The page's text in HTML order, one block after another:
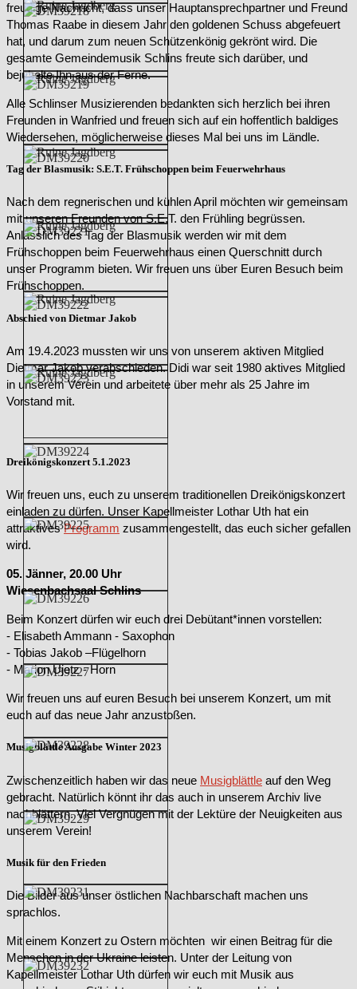
freudige Nachricht, dass unser Hauptansprechpartner und Freund
Thomas Raabe in diesem Jahr den goldenen Schuss abgefeuert
hat, und darum zum neuen Schützenkönig gekrönt wird. Die
gesamte Gemeindemusik Schlins freute sich darüber, und
bejubelte Ihn aus der Ferne.
Alle Schlinser Musizierenden bedankten sich herzlich bei ihren
Freunden in Wanfried und freuen sich auf ein hoffentlich baldiges
Wiedersehen, möglicherweise dieses Mal bei uns im Ländle.
Tag der Blasmusik: S.E.T. Frühschoppen beim Feuerwehrhaus
Nach dem regnerischen und kühlen April möchten wir gemeinsam
mit unseren Freunden von S.E.T. den Frühling begrüssen.
Anlässlich des Tag der Blasmusik werden wir mit dem
Frühschoppen beim Feuerwehrhaus einen Querschnitt durch
unser Programm bieten. Wir freuen uns über Euren Besuch beim
Frühschoppen.
Abschied von Dietmar Jakob
Am 19.4.2023 mussten wir uns von unserem aktiven Mitglied
Dietmar Jakob verabschieden. Didi war seit 1980 aktives Mitglied
in unserem Verein und arbeitete über mehr als 25 Jahre im
Vorstand mit.
Dreikönigskonzert 5.1.2023
Wir freuen uns, euch zu unserem traditionellen Dreikönigskonzert
einladen zu dürfen. Unser Kapellmeister Lothar Uth hat ein
attraktivesProgramm zusammengestellt, das euch sicher gefallen
wird.
05. Jänner, 20.00 Uhr
Wiesenbachsaal Schlins
Beim Konzert dürfen wir euch drei Debütant*innen vorstellen:
- Elisabeth Ammann - Saxophon
- Tobias Jakob –Flügelhorn
- Marion Ujetz - Horn
Wir freuen uns auf euren Besuch bei unserem Konzert, um mit
euch auf das neue Jahr anzustoßen.
Musigblättle Ausgabe Winter 2023
Zwischenzeitlich haben wir das neue Musigblättle auf den Weg
gebracht. Natürlich könnt ihr das auch in unserem Archiv live
nachblättern. Viel Vergnügen mit der Lektüre der Neuigkeiten aus
unserem Verein!
Musik für den Frieden
Die Bilder aus unser östlichen Nachbarschaft machen uns
sprachlos.
Mit einem Konzert zu Ostern möchten wir einen Beitrag für die
Menschen in der Ukraine leisten. Unter der Leitung von
Kapellmeister Lothar Uth dürfen wir euch mit Musik aus